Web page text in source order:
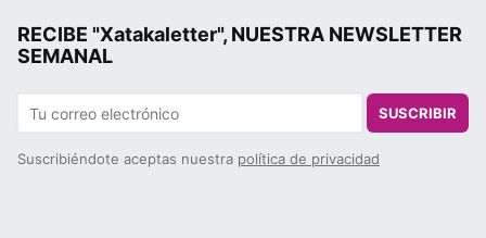
RECIBE "Xatakaletter", NUESTRA NEWSLETTER
SEMANAL
SUSCRIBIR
Suscribiéndote aceptas nuestra política de privacidad